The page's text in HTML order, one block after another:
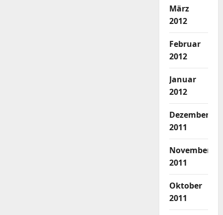
März
2012
Februar
2012
Januar
2012
Dezember
2011
November
2011
Oktober
2011